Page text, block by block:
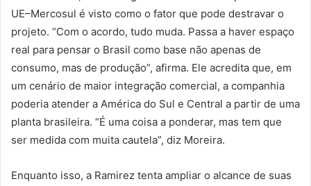
UE–Mercosul é visto como o fator que pode destravar o
projeto. “Com o acordo, tudo muda. Passa a haver espaço
real para pensar o Brasil como base não apenas de
consumo, mas de produção”, afirma. Ele acredita que, em
um cenário de maior integração comercial, a companhia
poderia atender a América do Sul e Central a partir de uma
planta brasileira. “É uma coisa a ponderar, mas tem que
ser medida com muita cautela”, diz Moreira.
Enquanto isso, a Ramirez tenta ampliar o alcance de suas